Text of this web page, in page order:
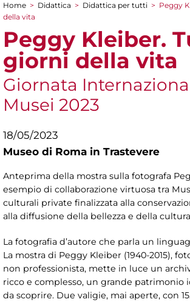
Tu sei qui
Home > Didattica > Didattica per tutti > Peggy
della vita
Peggy Kleiber.
giorni della vita
Giornata
Musei 2023
18/05/2023
Museo di Roma in Trastevere
Anteprima della mostra sulla fotografa
esempio di collaborazione virtuosa tra
culturali private finalizzata alla
alla diffusione della bellezza e della
La fotografia d’autore che parla un
La mostra di Peggy Kleiber (1940-2015),
non professionista, mette in luce un
ricco e complesso, un grande patrimonio
da scoprire. Due valigie, mai aperte, con